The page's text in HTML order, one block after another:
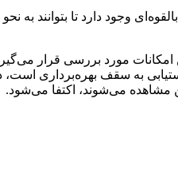
وجود دارد تا بتوانند به نحو
امکانات مورد بررسی قرار
به سقف بهره‌برداری
مشاهده می‌شوند، اکتفا می‌شود.